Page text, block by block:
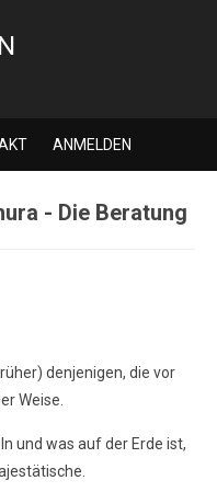
ANMELDEN
- Die Beratung
denjenigen, die vor
Weise.
und was auf der Erde ist,